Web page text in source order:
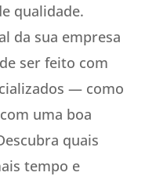
qualidade.
da sua empresa
ser feito com
— como
uma boa
quais
tempo e